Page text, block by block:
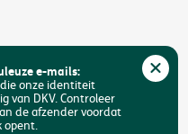
e-mails:
onze identiteit
van DKV. Controleer
de afzender voordat
opent.